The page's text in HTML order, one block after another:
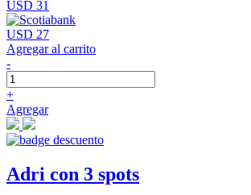
USD 31
USD 27
Agregar al carrito
-
+
Agregar
Adri con 3 spots